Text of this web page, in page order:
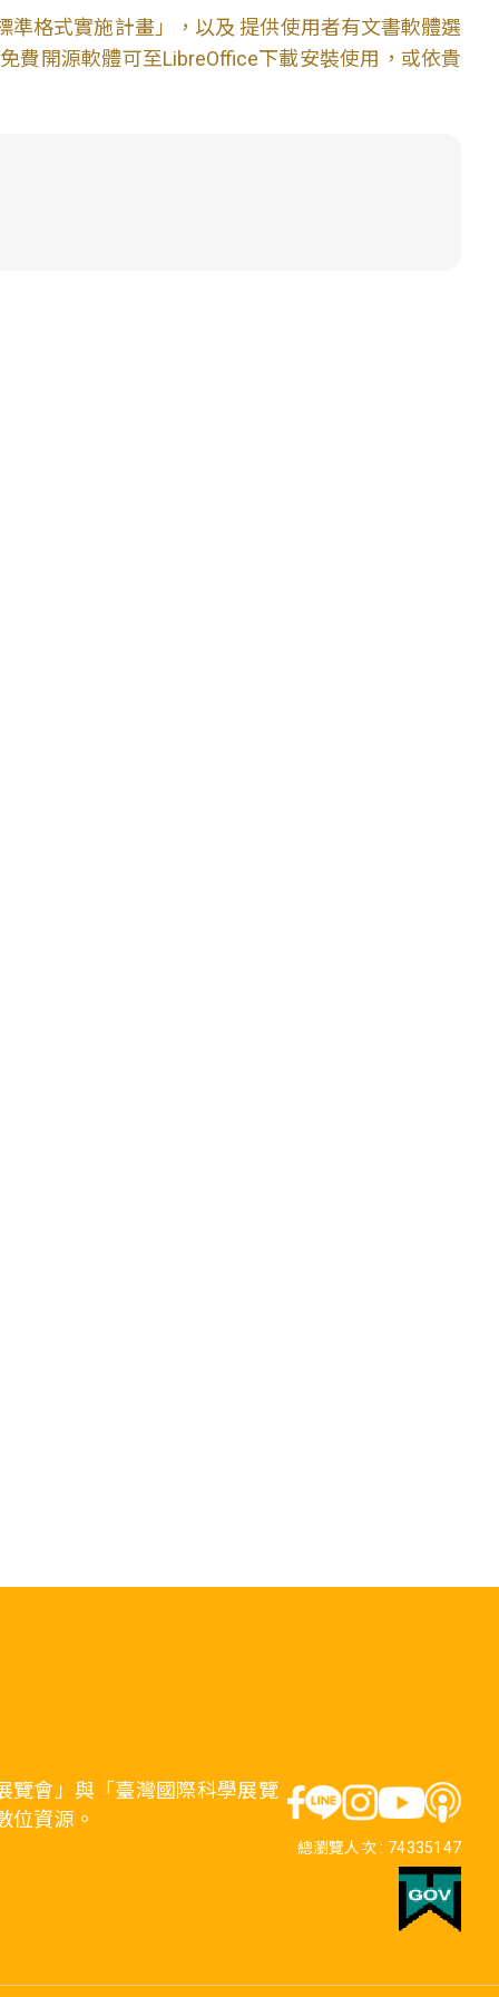
準格式實施計畫」，以及 提供使用者有文書軟體選
費開源軟體可至LibreOffice下載安裝使用，或依貴
覽會」與「臺灣國際科學展覽
位資源。
總瀏覽人次 : 74335147